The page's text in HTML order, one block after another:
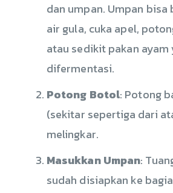
dan umpan. Umpan bisa
air gula, cuka apel,
atau sedikit pakan ayam
difermentasi.
Potong Botol: Potong
(sekitar sepertiga dari
melingkar.
Masukkan Umpan:
sudah disiapkan ke